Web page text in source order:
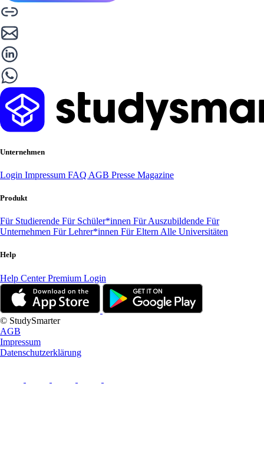
Unternehmen
Login Impressum FAQ AGB Presse Magazine
Produkt
Für Studierende Für Schüler*innen Für Auszubildende Für
Unternehmen Für Lehrer*innen Für Eltern Alle Universitäten
Help
Help CenterPremium Login
© StudySmarter
AGB
Impressum
Datenschutzerklärung